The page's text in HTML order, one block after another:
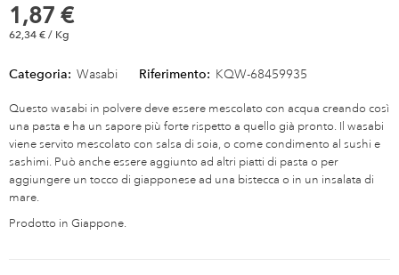
1,87 €
62,34 € / Kg
Categoria: Wasabi Riferimento: KQW-68459935
Questo wasabi in polvere deve essere mescolato con acqua creando così
una pasta e ha un sapore più forte rispetto a quello già pronto. Il wasabi
viene servito mescolato con salsa di soia, o come condimento al sushi e
sashimi. Può anche essere aggiunto ad altri piatti di pasta o per
aggiungere un tocco di giapponese ad una bistecca o in un insalata di
mare.
Prodotto in Giappone.